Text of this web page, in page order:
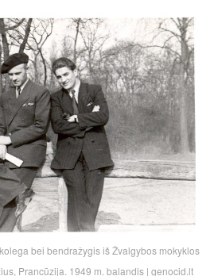
bei bendražygis iš Žvalgybos mokyklos
Prancūzija. 1949 m. balandis | genocid.lt